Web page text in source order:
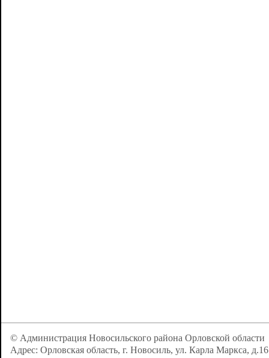
© Администрация Новосильского района Орловской области
Адрес: Орловская область, г. Новосиль, ул. Карла Маркса, д.16